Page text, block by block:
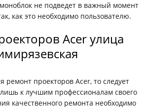
моноблок не подведет в важный момент
как это необходимо пользователю.
Acer улица
ремонт проекторов Acer, то следует
к лучшим профессионалам своего
качественного ремонта необходимо